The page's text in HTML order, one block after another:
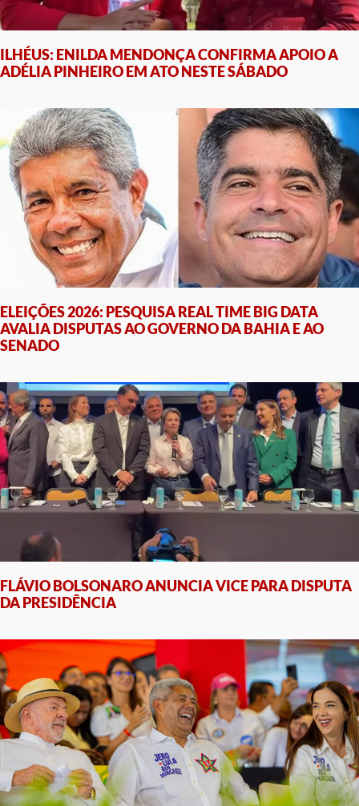
ILHÉUS: ENILDA MENDONÇA CONFIRMA APOIO A
ADÉLIA PINHEIRO EM ATO NESTE SÁBADO
ELEIÇÕES 2026: PESQUISA REAL TIME BIG DATA
AVALIA DISPUTAS AO GOVERNO DA BAHIA E AO
SENADO
FLÁVIO BOLSONARO ANUNCIA VICE PARA DISPUTA
DA PRESIDÊNCIA